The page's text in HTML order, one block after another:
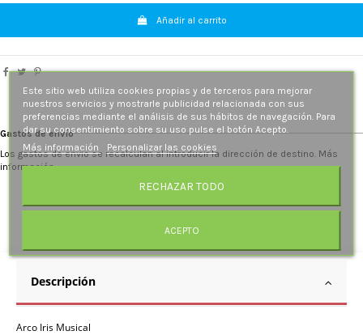
Añadir al carrito
Gastos de envío
Los gastos de envío se recalculan al introducir la dirección de destino. Más
información.
Descripción
Arco Iris Musical
Este sitio web utiliza cookies propias y de terceros para mejorar
nuestros servicios y mostrarle publicidad relacionada con sus
preferencias mediante el análisis de sus hábitos de navegación. Para
dar su consentimiento sobre su uso pulse el botón Acepto.
Más información
Personalizar las cookies
RECHAZAR TODO
ACEPTO